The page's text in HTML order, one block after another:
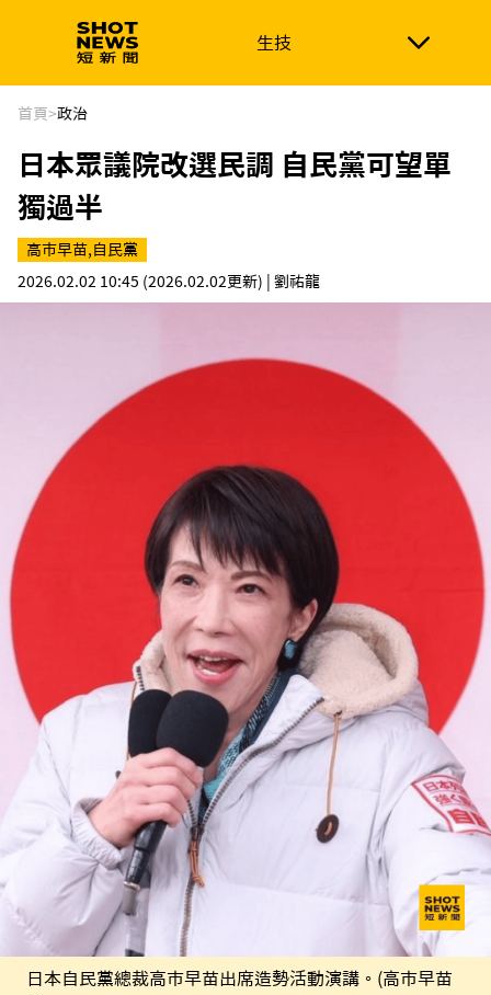
生技
生技 政治
新南向 體育
首頁>政治
日本眾議院改選民調 自民黨可望單
獨過半
高市早苗,自民黨
2026.02.02 10:45 (2026.02.02更新) | 劉祐龍
日本自民黨總裁高市早苗出席造勢活動演講。(高市早苗